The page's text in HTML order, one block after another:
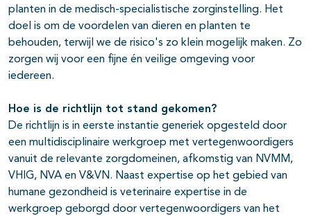
planten in de medisch-specialistische zorginstelling. Het
doel is om de voordelen van dieren en planten te
behouden, terwijl we de risico's zo klein mogelijk maken. Zo
zorgen wij voor een fijne én veilige omgeving voor
iedereen.
Hoe is de richtlijn tot stand gekomen?
De richtlijn is in eerste instantie generiek opgesteld door
een multidisciplinaire werkgroep met vertegenwoordigers
vanuit de relevante zorgdomeinen, afkomstig van NVMM,
VHIG, NVA en V&VN. Naast expertise op het gebied van
humane gezondheid is veterinaire expertise in de
werkgroep geborgd door vertegenwoordigers van het